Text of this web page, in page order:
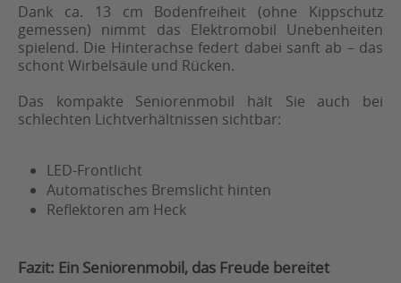
Dank ca. 13 cm Bodenfreiheit (ohne Kippschutz
gemessen) nimmt das Elektromobil Unebenheiten
spielend. Die Hinterachse federt dabei sanft ab – das
schont Wirbelsäule und Rücken.
Das kompakte Seniorenmobil hält Sie auch bei
schlechten Lichtverhältnissen sichtbar:
LED-Frontlicht
Automatisches Bremslicht hinten
Reflektoren am Heck
Fazit: Ein Seniorenmobil, das Freude bereitet